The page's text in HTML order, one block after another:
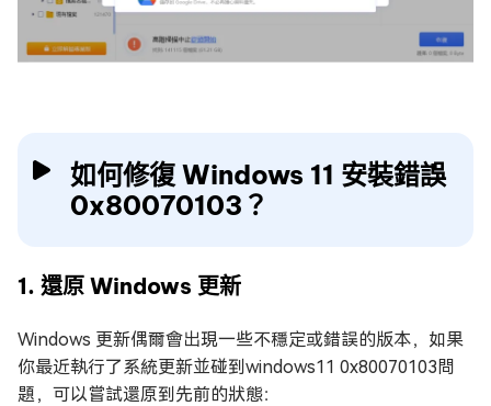
如何修復 Windows 11 安裝錯誤
0x80070103？
1. 還原 Windows 更新
Windows 更新偶爾會出現一些不穩定或錯誤的版本，如果
你最近執行了系統更新並碰到windows11 0x80070103問
題，可以嘗試還原到先前的狀態：